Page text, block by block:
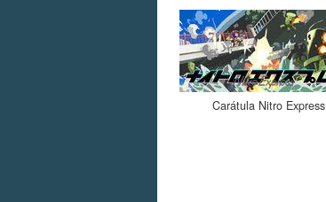
Carátula Nitro Express